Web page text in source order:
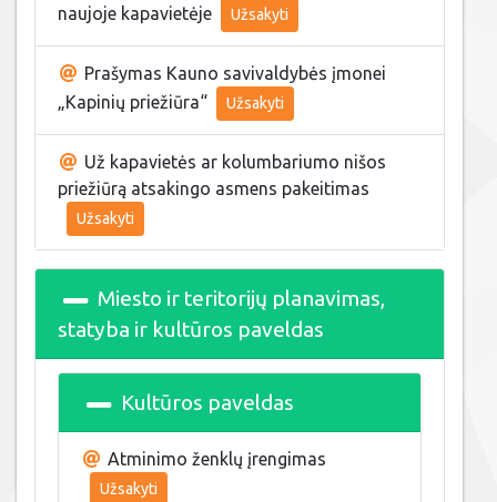
naujoje kapavietėje
Užsakyti
Prašymas Kauno savivaldybės įmonei
„Kapinių priežiūra“
Užsakyti
Už kapavietės ar kolumbariumo nišos
priežiūrą atsakingo asmens pakeitimas
Užsakyti
Miesto ir teritorijų planavimas,
statyba ir kultūros paveldas
Kultūros paveldas
Atminimo ženklų įrengimas
Užsakyti